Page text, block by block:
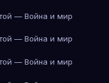
— Война и мир
— Война и мир
— Война и мир